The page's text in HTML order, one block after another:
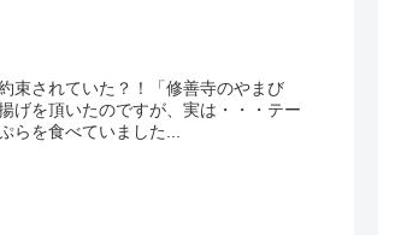
束されていた？！「修善寺のやまび
げを頂いたのですが、実は・・・テー
らを食べていました...